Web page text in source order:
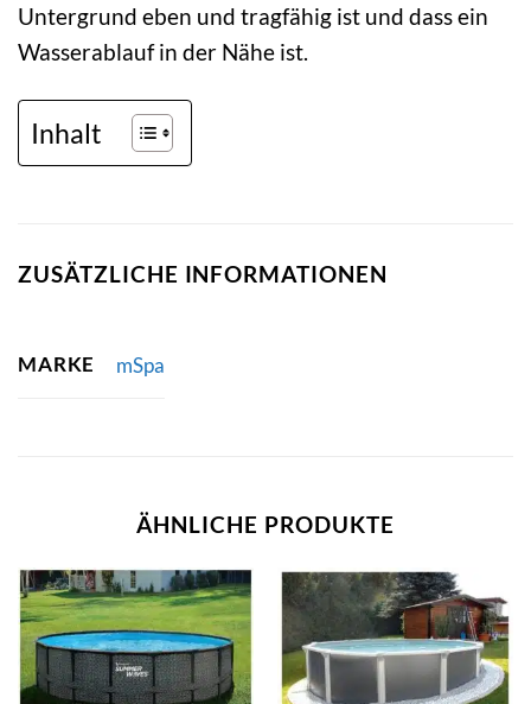
Untergrund eben und tragfähig ist und dass ein
Wasserablauf in der Nähe ist.
Inhalt
ZUSÄTZLICHE INFORMATIONEN
MARKE mSpa
ÄHNLICHE PRODUKTE